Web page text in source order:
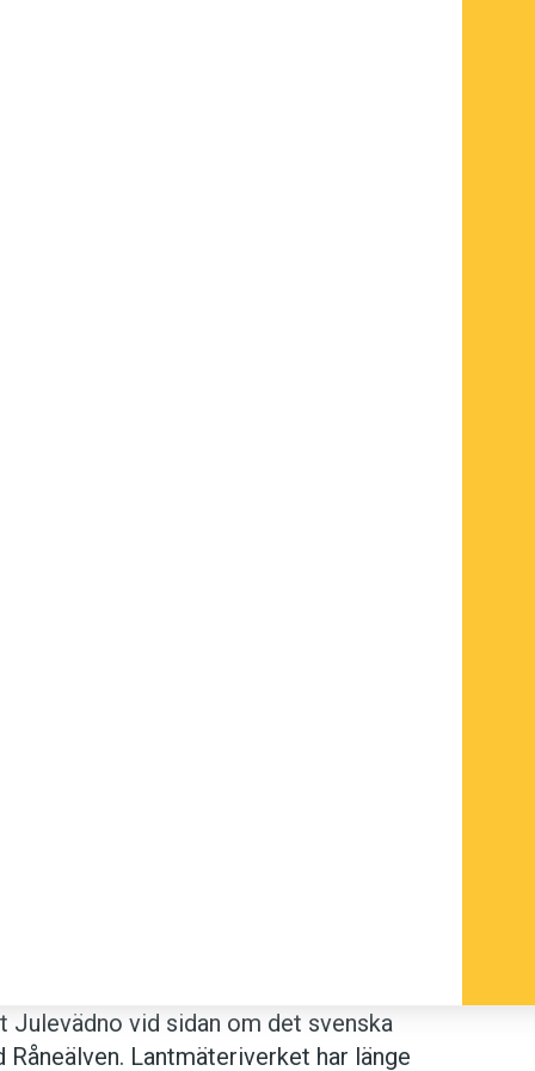
vid sidan om det svenska
Lantmäteriverket har länge